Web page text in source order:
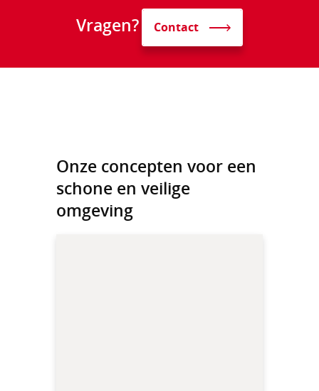
Vragen? Contact
Onze concepten voor een
schone en veilige
omgeving